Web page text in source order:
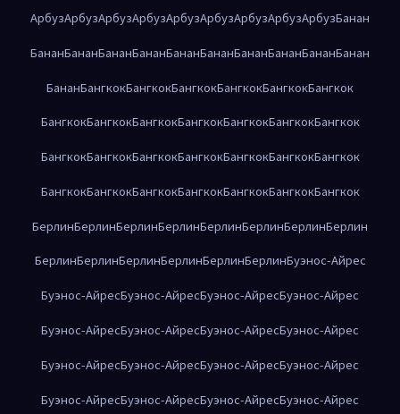
АрбузАрбузАрбузАрбузАрбузАрбузАрбузАрбузАрбузБанан
БананБананБананБананБананБананБананБананБананБанан
БананБангкокБангкокБангкокБангкокБангкокБангкок
БангкокБангкокБангкокБангкокБангкокБангкокБангкок
БангкокБангкокБангкокБангкокБангкокБангкокБангкок
БангкокБангкокБангкокБангкокБангкокБангкокБангкок
БерлинБерлинБерлинБерлинБерлинБерлинБерлинБерлин
БерлинБерлинБерлинБерлинБерлинБерлинБуэнос-Айрес
Буэнос-АйресБуэнос-АйресБуэнос-АйресБуэнос-Айрес
Буэнос-АйресБуэнос-АйресБуэнос-АйресБуэнос-Айрес
Буэнос-АйресБуэнос-АйресБуэнос-АйресБуэнос-Айрес
Буэнос-АйресБуэнос-АйресБуэнос-АйресБуэнос-Айрес